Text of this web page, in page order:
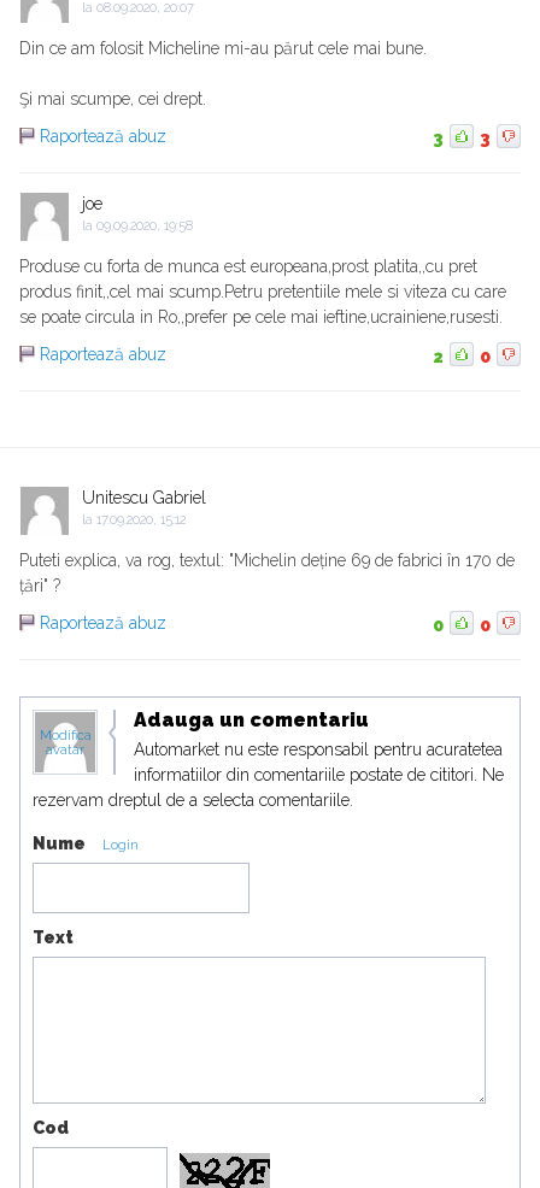
la 08.09.2020, 20:07
Din ce am folosit Micheline mi-au părut cele mai bune.
Şi mai scumpe, cei drept.
Raportează abuz
3 3
joe
la 09.09.2020, 19:58
Produse cu forta de munca est europeana,prost platita,,cu pret
produs finit,,cel mai scump.Petru pretentiile mele si viteza cu care
se poate circula in Ro,,prefer pe cele mai ieftine,ucrainiene,rusesti.
Raportează abuz
2 0
Unitescu Gabriel
la 17.09.2020, 15:12
Puteti explica, va rog, textul: "Michelin deține 69 de fabrici în 170 de
țări" ?
Raportează abuz
0 0
Modifica
avatar
Adauga un comentariu
Automarket nu este responsabil pentru acuratetea
informatiilor din comentariile postate de cititori. Ne
rezervam dreptul de a selecta comentariile.
Nume Login
Text
Cod